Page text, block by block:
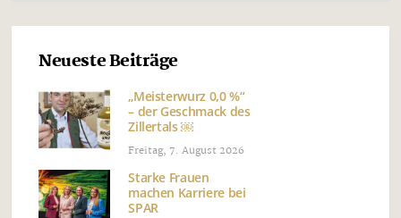
Neueste Beiträge
„Meisterwurz 0,0 %“
– der Geschmack des
Zillertals ￼
Freitag, 7. August 2026
Starke Frauen
machen Karriere bei
SPAR